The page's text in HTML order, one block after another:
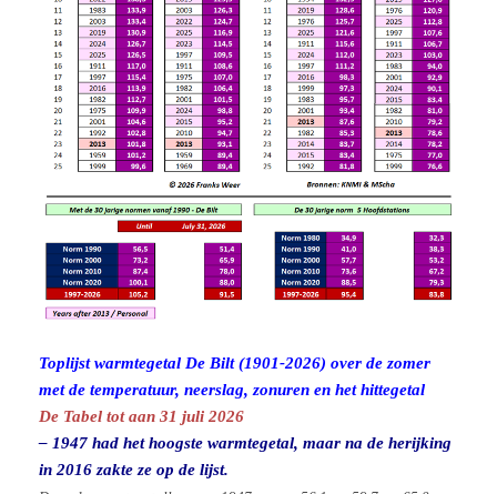
Toplijst warmtegetal De Bilt (1901-2026) over de zomer
met de temperatuur, neerslag, zonuren en het hittegetal
De Tabel tot aan 31 juli 2026
– 1947 had het hoogste warmtegetal, maar na de herijking
in 2016 zakte ze op de lijst.